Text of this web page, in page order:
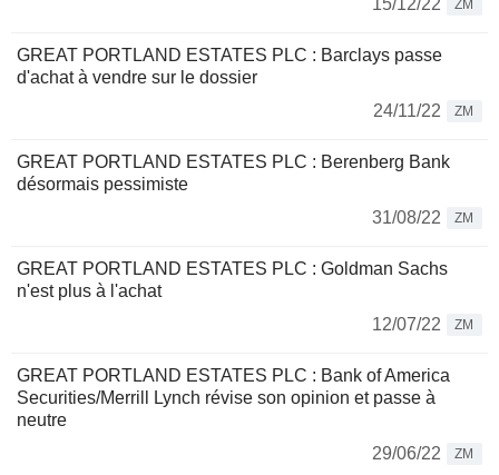
15/12/22
ZM
GREAT PORTLAND ESTATES PLC : Barclays passe
d'achat à vendre sur le dossier
24/11/22
ZM
GREAT PORTLAND ESTATES PLC : Berenberg Bank
désormais pessimiste
31/08/22
ZM
GREAT PORTLAND ESTATES PLC : Goldman Sachs
n'est plus à l'achat
12/07/22
ZM
GREAT PORTLAND ESTATES PLC : Bank of America
Securities/Merrill Lynch révise son opinion et passe à
neutre
29/06/22
ZM